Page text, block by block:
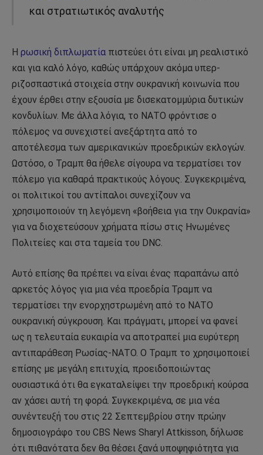
και στρατιωτικός αναλυτής
Η ρωσική διπλωματία πιστεύει ότι είναι μη ρεαλιστικό
και για καλό λόγο, καθώς υπάρχουν ακόμα υπερ-
ριζοσπαστικά στοιχεία στην ουκρανική κοινωνία που
έχουν έρθει στην εξουσία με δισεκατομμύρια δυτικών
κονδυλίων. Με άλλα λόγια, το ΝΑΤΟ φρόντισε ο
πόλεμος να συνεχιστεί ανεξάρτητα από το
αποτέλεσμα των αμερικανικών προεδρικών εκλογών.
Ωστόσο, ο Τραμπ θα ήθελε σίγουρα να τερματίσει τον
πόλεμο για καθαρά πρακτικούς λόγους. Συγκεκριμένα,
οι πολιτικοί του αντίπαλοι συνεχίζουν να
χρησιμοποιούν τη λεγόμενη «βοήθεια για την Ουκρανία»
για να διοχετεύσουν χρήματα πίσω στις Ηνωμένες
Πολιτείες και στα ταμεία του DNC.
Αυτό επίσης θα πρέπει να είναι ένας παραπάνω από
αρκετός λόγος για μια νέα προεδρία Τραμπ να
τερματίσει την ενορχηστρωμένη από το ΝΑΤΟ
ουκρανική σύγκρουση. Και πράγματι, μπορεί να φανεί
ως η τελευταία ευκαιρία να αποτραπεί μια ευρύτερη
αντιπαράθεση Ρωσίας-ΝΑΤΟ. Ο Τραμπ το χρησιμοποιεί
επίσης με μεγάλη επιτυχία, προειδοποιώντας
ουσιαστικά ότι θα εγκαταλείψει την προεδρική κούρσα
αν χάσει αυτή τη φορά. Συγκεκριμένα, σε μια νέα
συνέντευξή του στις 22 Σεπτεμβρίου στην πρώην
δημοσιογράφο του CBS News Sharyl Attkisson, δήλωσε
ότι πιθανότατα δεν θα θέσει ξανά υποψηφιότητα για